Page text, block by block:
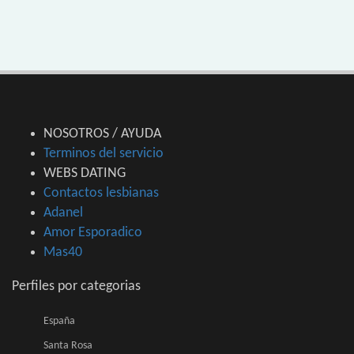
NOSOTROS / AYUDA
Terminos del servicio
WEBS DATING
Contactos lesbianas
Adanel
Amor Esporadico
Mas40
Perfiles por categorias
España
Santa Rosa